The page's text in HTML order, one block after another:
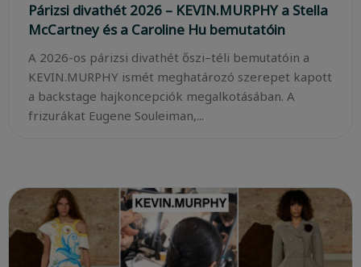
Párizsi divathét 2026 – KEVIN.MURPHY a Stella
McCartney és a Caroline Hu bemutatóin
A 2026-os párizsi divathét őszi–téli bemutatóin a
KEVIN.MURPHY ismét meghatározó szerepet kapott
a backstage hajkoncepciók megalkotásában. A
frizurákat Eugene Souleiman,...